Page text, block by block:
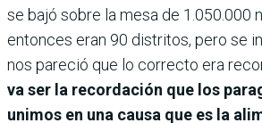
se bajó sobre la mesa de 1.050.000
entonces eran 90 distritos, pero se
nos pareció que lo correcto era
va ser la recordación que los
unimos en una causa que es la